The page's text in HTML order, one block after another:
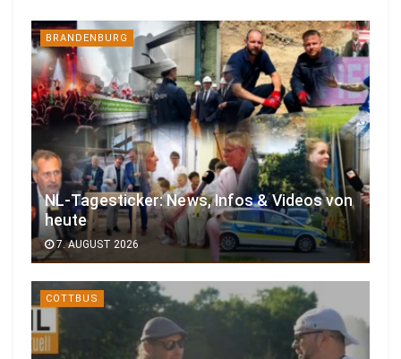
BRANDENBURG
NL-Tagesticker: News, Infos & Videos von
heute
7. AUGUST 2026
COTTBUS